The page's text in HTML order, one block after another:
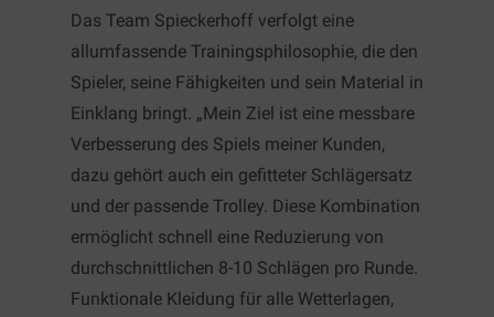
Das Team Spieckerhoff verfolgt eine
allumfassende Trainingsphilosophie, die den
Spieler, seine Fähigkeiten und sein Material in
Einklang bringt. „Mein Ziel ist eine messbare
Verbesserung des Spiels meiner Kunden,
dazu gehört auch ein gefitteter Schlägersatz
und der passende Trolley. Diese Kombination
ermöglicht schnell eine Reduzierung von
durchschnittlichen 8-10 Schlägen pro Runde.
Funktionale Kleidung für alle Wetterlagen,